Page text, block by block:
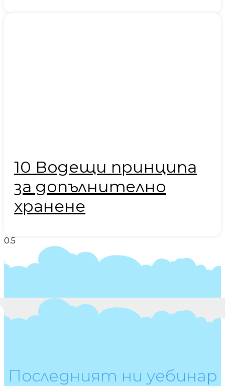
10 Водещи принципа
за допълнително
хранене
Последният ни уебинар